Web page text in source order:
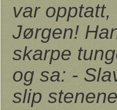
var
Jørgen!
skarpe
og sa: -
slip